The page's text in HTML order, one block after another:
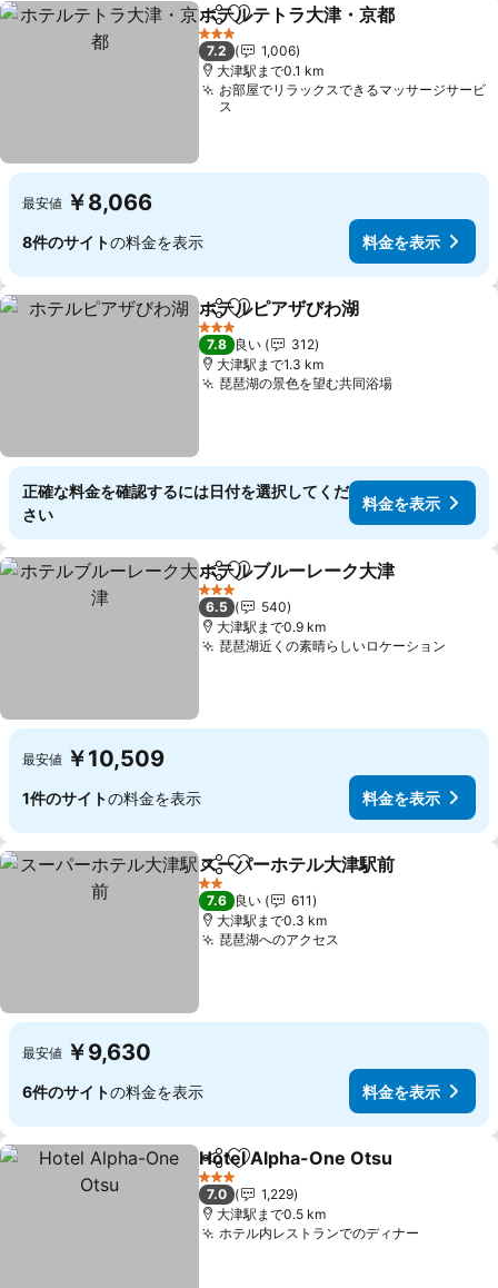
シェアお気に入りに追加
ホテルテトラ大津・京都
3 ホテルのランク
7.2
1,006
大津駅まで0.1 km
お部屋でリラックスできるマッサージサービ
ス
最安値 ￥8,066
8件のサイトの料金を表示 料金を表示
シェアお気に入りに追加
ホテルピアザびわ湖
3 ホテルのランク
7.8 良い
312
大津駅まで1.3 km
琵琶湖の景色を望む共同浴場
正確な料金を確認するには日付を選択してくだ
さい
料金を表示
シェアお気に入りに追加
ホテルブルーレーク大津
3 ホテルのランク
6.5
540
大津駅まで0.9 km
琵琶湖近くの素晴らしいロケーション
最安値 ￥10,509
1件のサイトの料金を表示 料金を表示
シェアお気に入りに追加
スーパーホテル大津駅前
2 ホテルのランク
7.6 良い
611
大津駅まで0.3 km
琵琶湖へのアクセス
最安値 ￥9,630
6件のサイトの料金を表示 料金を表示
シェアお気に入りに追加
Hotel Alpha-One Otsu
3 ホテルのランク
7.0
1,229
大津駅まで0.5 km
ホテル内レストランでのディナー